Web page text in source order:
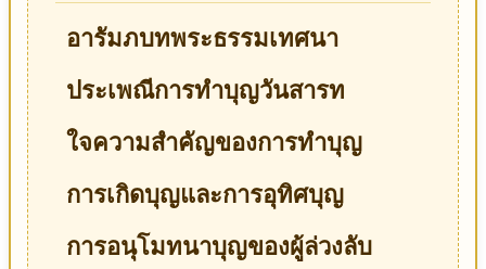
อารัมภบทพระธรรมเทศนา
ประเพณีการทำบุญวันสารท
ใจความสำคัญของการทำบุญ
การเกิดบุญและการอุทิศบุญ
การอนุโมทนาบุญของผู้ล่วงลับ